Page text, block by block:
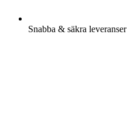
Snabba & säkra leveranser